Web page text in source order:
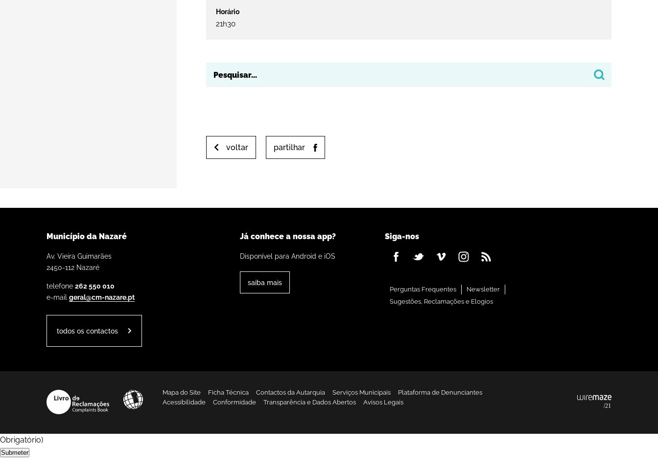
Outlook
Outlook Online
21h30
voltar partilhar
Município da Nazaré
Av. Vieira Guimarães
2450-112 Nazaré
telefone 262 550 010
e-mail geral@cm-nazare.pt
todos os contactos
Já conhece a nossa app?
Disponível para Android e iOS
saiba mais
Siga-nos
Perguntas Frequentes
Newsletter
Sugestões, Reclamações e Elogios
Mapa do Site Ficha Técnica Contactos da Autarquia Serviços Municipais
Plataforma de Denunciantes
Acessibilidade
Conformidade Transparência e Dados Abertos Avisos Legais
Obrigatório)
Submeter